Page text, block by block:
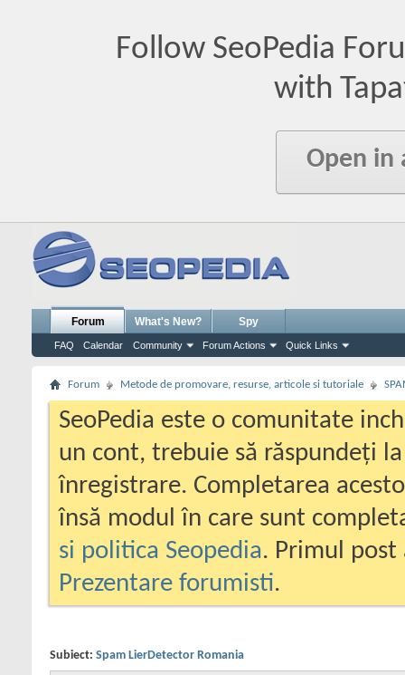
Follow SeoPedia
with
Open in
Forum
FAQ Calendar Community Forum Actions Quick Links
What's New? Spy
Forum Metode de promovare, resurse, articole si tutoriale
SeoPedia este o comunitate
un cont, trebuie să răspundeți
înregistrare. Completarea
însă modul în care sunt
si politica Seopedia. Primul
Prezentare forumisti.
Subiect: Spam LierDetector Romania